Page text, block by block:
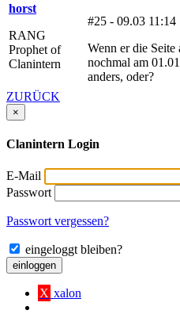
horst
RANG
Prophet of
Clanintern
#25 - 09.03 11:14
Wenn er die Seite
nochmal am
anders, oder?
ZURÜCK
×
Clanintern Login
E-Mail
Passwort
Passwort vergessen?
eingeloggt bleiben?
einloggen
X xalon